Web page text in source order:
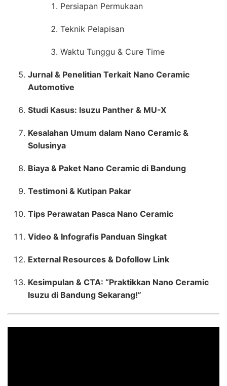
Persiapan Permukaan
Teknik Pelapisan
Waktu Tunggu & Cure Time
Jurnal & Penelitian Terkait Nano Ceramic
Automotive
Studi Kasus: Isuzu Panther & MU-X
Kesalahan Umum dalam Nano Ceramic &
Solusinya
Biaya & Paket Nano Ceramic di Bandung
Testimoni & Kutipan Pakar
Tips Perawatan Pasca Nano Ceramic
Video & Infografis Panduan Singkat
External Resources & Dofollow Link
Kesimpulan & CTA: “Praktikkan Nano Ceramic
Isuzu di Bandung Sekarang!”